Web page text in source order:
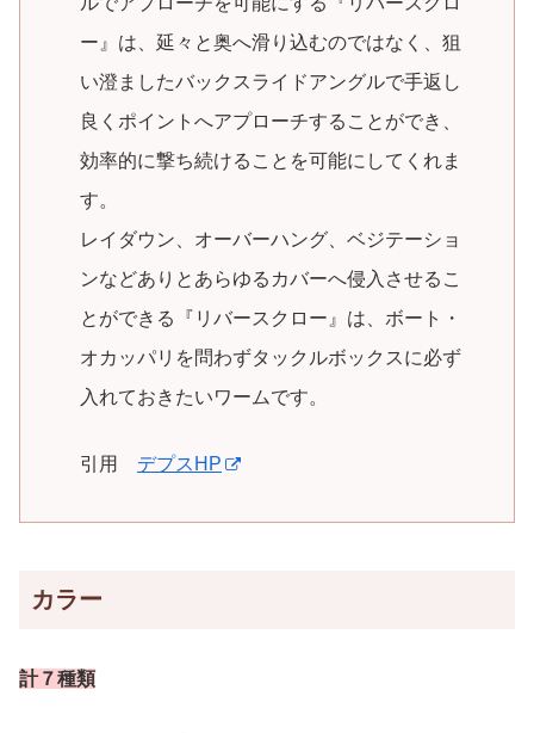
ー』は、延々と奥へ滑り込むのではなく、狙
い澄ましたバックスライドアングルで手返し
良くポイントへアプローチすることができ、
効率的に撃ち続けることを可能にしてくれま
す。
レイダウン、オーバーハング、ベジテーショ
ンなどありとあらゆるカバーへ侵入させるこ
とができる『リバースクロー』は、ボート・
オカッパリを問わずタックルボックスに必ず
入れておきたいワームです。
引用 デプスHP
カラー
計７種類